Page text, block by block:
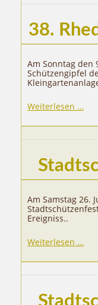
38.
Am Sonntag den
Schützengipfel
Weiterlesen …
Am Samstag 26.
Ereigniss..
Weiterlesen …